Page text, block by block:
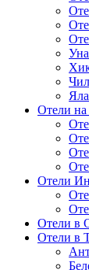
Яла
Отели
Отели
Отели в
Отели в